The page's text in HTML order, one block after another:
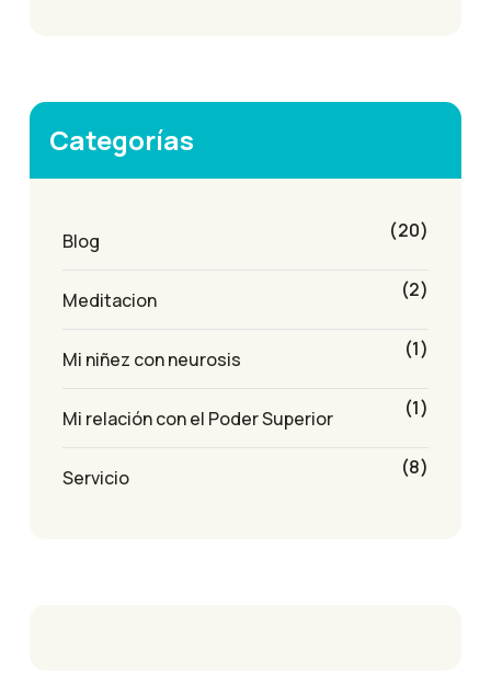
Categorías
Blog (20)
Meditacion (2)
Mi niñez con neurosis (1)
Mi relación con el Poder Superior (1)
Servicio (8)